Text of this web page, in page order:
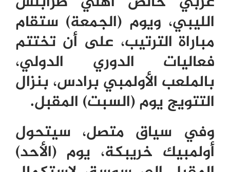
الليبي، ويوم (الجمعة) ستقام
مباراة الترتيب، على أن تختتم
فعاليات الدوري الدولي،
بالملعب الأولمبي برادس، بنزال
التتويج يوم (السبت) المقبل.
وفي سياق متصل، سيتحول
أولمبيك خريبكة، يوم (الأحد)